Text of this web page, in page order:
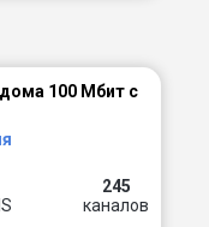
100 Мбит с
245
каналов